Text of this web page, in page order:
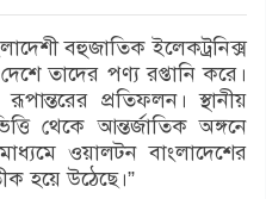
বহুজাতিক ইলেকট্রনিক্স
তাদের পণ্য রপ্তানি করে।
প্রতিফলন। স্থানীয়
থেকে আন্তর্জাতিক অঙ্গনে
ওয়ালটন বাংলাদেশের
হয়ে উঠেছে।”